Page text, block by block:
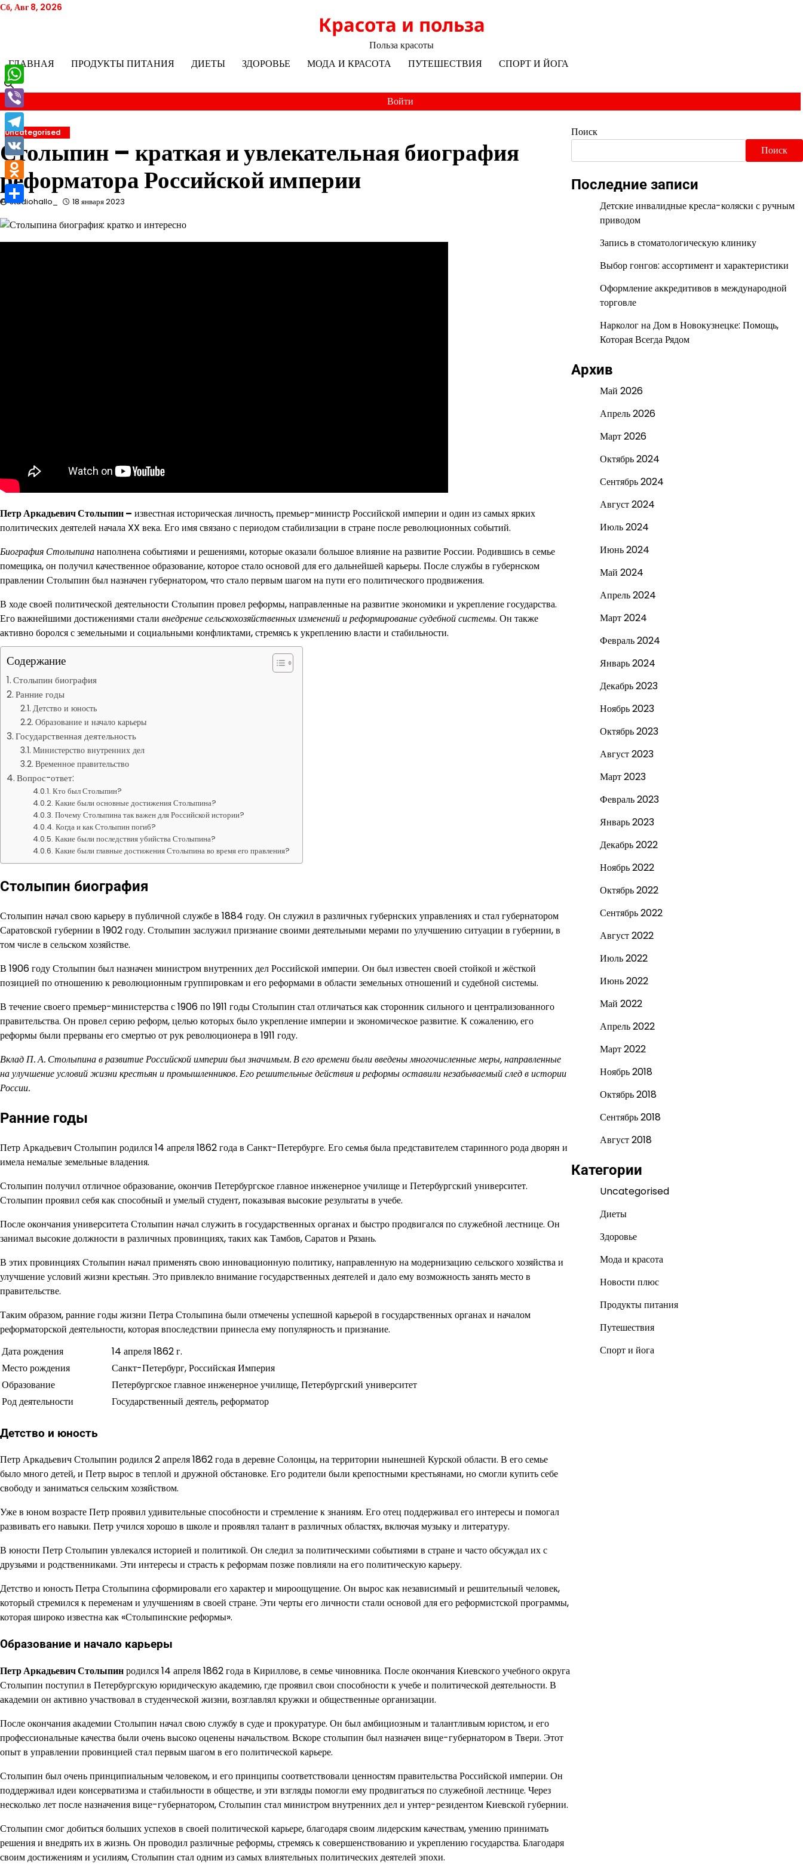
Перейти
Сб, Авг 8, 2026
Красота и польза
Польза красоты
ГЛАВНАЯ
ПРОДУКТЫ ПИТАНИЯ ДИЕТЫ ЗДОРОВЬЕ МОДА И КРАСОТА ПУТЕШЕСТВИЯ СПОРТ И ЙОГА
Войти
Uncategorised
Столыпин – краткая и увлекательная биография
реформатора Российской империи
studiohallo_ 18 января 2023
Петр Аркадьевич Столыпин – известная историческая личность, премьер-министр Российской империи и один из самых ярких
политических деятелей начала XX века. Его имя связано с периодом стабилизации в стране после революционных событий.
Биография Столыпинанаполнена событиями и решениями, которые оказали большое влияние на развитие России. Родившись в семье
помещика, он получил качественное образование, которое стало основой для его дальнейшей карьеры. После службы в губернском
правлении Столыпин был назначен губернатором, что стало первым шагом на пути его политического продвижения.
В ходе своей политической деятельности Столыпин провел реформы, направленные на развитие экономики и укрепление государства.
Его важнейшими достижениями стали внедрение сельскохозяйственных изменений и реформирование судебной системы. Он также
активно боролся с земельными и социальными конфликтами, стремясь к укреплению власти и стабильности.
Содержание
Столыпин биография
Ранние годы
Детство и юность
Образование и начало карьеры
Государственная деятельность
Министерство внутренних дел
Временное правительство
Вопрос-ответ:
Кто был Столыпин?
Какие были основные достижения Столыпина?
Почему Столыпина так важен для Российской истории?
Когда и как Столыпин погиб?
Какие были последствия убийства Столыпина?
Какие были главные достижения Столыпина во время его правления?
Столыпин биография
Столыпин начал свою карьеру в публичной службе в 1884 году. Он служил в различных губернских управлениях и стал губернатором
Саратовской губернии в 1902 году. Столыпин заслужил признание своими деятельными мерами по улучшению ситуации в губернии, в
том числе в сельском хозяйстве.
В 1906 году Столыпин был назначен министром внутренних дел Российской империи. Он был известен своей стойкой и жёсткой
позицией по отношению к революционным группировкам и его реформами в области земельных отношений и судебной системы.
В течение своего премьер-министерства с 1906 по 1911 годы Столыпин стал отличаться как сторонник сильного и централизованного
правительства. Он провел серию реформ, целью которых было укрепление империи и экономическое развитие. К сожалению, его
реформы были прерваны его смертью от рук революционера в 1911 году.
Вклад П. А. Столыпина в развитие Российской империи был значимым. В его времени были введены многочисленные меры, направленные
на улучшение условий жизни крестьян и промышленников. Его решительные действия и реформы оставили незабываемый след в истории
России.
Ранние годы
Петр Аркадьевич Столыпин родился 14 апреля 1862 года в Санкт-Петербурге. Его семья была представителем старинного рода дворян и
имела немалые земельные владения.
Столыпин получил отличное образование, окончив Петербургское главное инженерное училище и Петербургский университет.
Столыпин проявил себя как способный и умелый студент, показывая высокие результаты в учебе.
После окончания университета Столыпин начал служить в государственных органах и быстро продвигался по служебной лестнице. Он
занимал высокие должности в различных провинциях, таких как Тамбов, Саратов и Рязань.
В этих провинциях Столыпин начал применять свою инновационную политику, направленную на модернизацию сельского хозяйства и
улучшение условий жизни крестьян. Это привлекло внимание государственных деятелей и дало ему возможность занять место в
правительстве.
Таким образом, ранние годы жизни Петра Столыпина были отмечены успешной карьерой в государственных органах и началом
реформаторской деятельности, которая впоследствии принесла ему популярность и признание.
Дата рождения
14 апреля 1862 г.
Место рождения
Санкт-Петербург, Российская Империя
Образование
Петербургское главное инженерное училище, Петербургский университет
Род деятельности
Государственный деятель, реформатор
Детство и юность
Петр Аркадьевич Столыпин родился 2 апреля 1862 года в деревне Солонцы, на территории нынешней Курской области. В его семье
было много детей, и Петр вырос в теплой и дружной обстановке. Его родители были крепостными крестьянами, но смогли купить себе
свободу и заниматься сельским хозяйством.
Уже в юном возрасте Петр проявил удивительные способности и стремление к знаниям. Его отец поддерживал его интересы и помогал
развивать его навыки. Петр учился хорошо в школе и проявлял талант в различных областях, включая музыку и литературу.
В юности Петр Столыпин увлекался историей и политикой. Он следил за политическими событиями в стране и часто обсуждал их с
друзьями и родственниками. Эти интересы и страсть к реформам позже повлияли на его политическую карьеру.
Детство и юность Петра Столыпина сформировали его характер и мироощущение. Он вырос как независимый и решительный человек,
который стремился к переменам и улучшениям в своей стране. Эти черты его личности стали основой для его реформистской программы,
которая широко известна как «Столыпинские реформы».
Образование и начало карьеры
Петр Аркадьевич Столыпинродился 14 апреля 1862 года в Кириллове, в семье чиновника. После окончания Киевского учебного округа
Столыпин поступил в Петербургскую юридическую академию, где проявил свои способности к учебе и политической деятельности. В
академии он активно участвовал в студенческой жизни, возглавлял кружки и общественные организации.
После окончания академии Столыпин начал свою службу в суде и прокуратуре. Он был амбициозным и талантливым юристом, и его
профессиональные качества были очень высоко оценены начальством. Вскоре столыпин был назначен вице-губернатором в Твери. Этот
опыт в управлении провинцией стал первым шагом в его политической карьере.
Столыпин был очень принципиальным человеком, и его принципы соответствовали ценностям правительства Российской империи. Он
поддерживал идеи консерватизма и стабильности в обществе, и эти взгляды помогли ему продвигаться по служебной лестнице. Через
несколько лет после назначения вице-губернатором, Столыпин стал министром внутренних дел и унтер-резидентом Киевской губернии.
Столыпин смог добиться больших успехов в своей политической карьере, благодаря своим лидерским качествам, умению принимать
решения и внедрять их в жизнь. Он проводил различные реформы, стремясь к совершенствованию и укреплению государства. Благодаря
своим достижениям и усилиям, Столыпин стал одним из самых влиятельных политических деятелей эпохи.
Поиск
Поиск
Последние записи
Детские инвалидные кресла-коляски с ручным
приводом
Запись в стоматологическую клинику
Выбор гонгов: ассортимент и характеристики
Оформление аккредитивов в международной
торговле
Нарколог на Дом в Новокузнецке: Помощь,
Которая Всегда Рядом
Архив
Май 2026
Апрель 2026
Март 2026
Октябрь 2024
Сентябрь 2024
Август 2024
Июль 2024
Июнь 2024
Май 2024
Апрель 2024
Март 2024
Февраль 2024
Январь 2024
Декабрь 2023
Ноябрь 2023
Октябрь 2023
Август 2023
Март 2023
Февраль 2023
Январь 2023
Декабрь 2022
Ноябрь 2022
Октябрь 2022
Сентябрь 2022
Август 2022
Июль 2022
Июнь 2022
Май 2022
Апрель 2022
Март 2022
Ноябрь 2018
Октябрь 2018
Сентябрь 2018
Август 2018
Категории
Uncategorised
Диеты
Здоровье
Мода и красота
Новости плюс
Продукты питания
Путешествия
Спорт и йога
WhatsApp
Viber
Telegram
VK
Odnoklassniki